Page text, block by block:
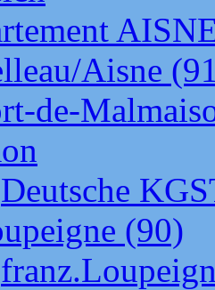
Aisne
de-
Deutsche
(90)